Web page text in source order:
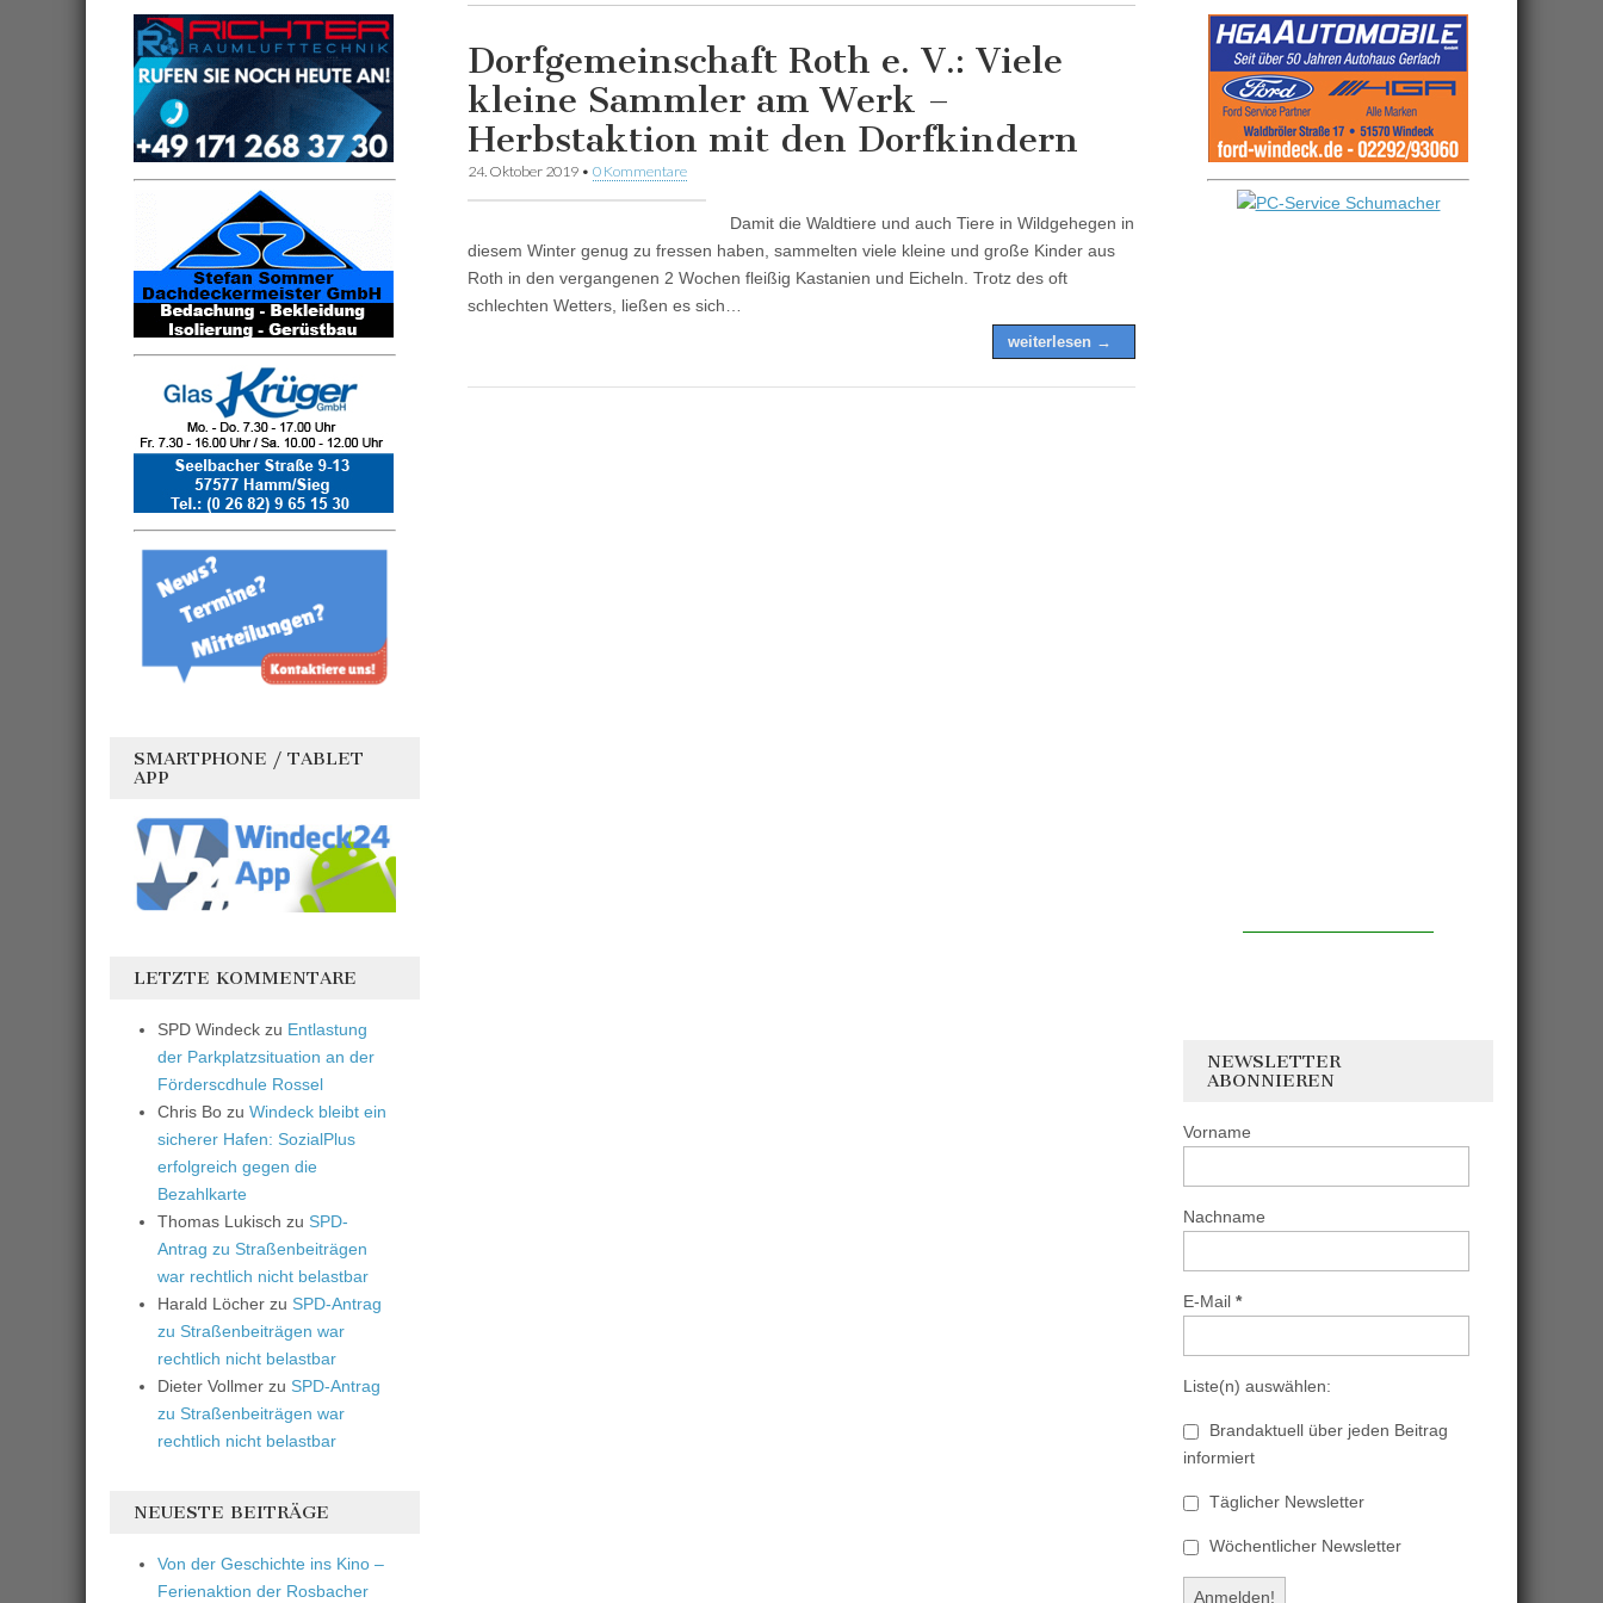
Dorfgemeinschaft Roth e. V.: Viele
kleine Sammler am Werk –
Herbstaktion mit den Dorfkindern
24. Oktober 2019 • 0 Kommentare
Damit die Waldtiere und auch Tiere in Wildgehegen in
diesem Winter genug zu fressen haben, sammelten viele kleine und große Kinder aus
Roth in den vergangenen 2 Wochen fleißig Kastanien und Eicheln. Trotz des oft
schlechten Wetters, ließen es sich…
weiterlesen →
SMARTPHONE / TABLET
APP
LETZTE KOMMENTARE
SPD Windeck zu Entlastung
der Parkplatzsituation an der
Förderscdhule Rossel
Chris Bo zu Windeck bleibt ein
sicherer Hafen: SozialPlus
erfolgreich gegen die
Bezahlkarte
Thomas Lukisch zu SPD-
Antrag zu Straßenbeiträgen
war rechtlich nicht belastbar
Harald Löcher zu SPD-Antrag
zu Straßenbeiträgen war
rechtlich nicht belastbar
Dieter Vollmer zu SPD-Antrag
zu Straßenbeiträgen war
rechtlich nicht belastbar
NEUESTE BEITRÄGE
Von der Geschichte ins Kino –
Ferienaktion der Rosbacher
NEWSLETTER
ABONNIEREN
Vorname
Nachname
E-Mail *
Liste(n) auswählen:
Brandaktuell über jeden Beitrag
informiert
Täglicher Newsletter
Wöchentlicher Newsletter